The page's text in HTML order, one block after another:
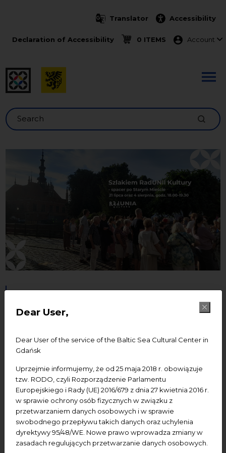
Dear User,
Dear User of the service of the Baltic Sea Cultural Center in
Gdańsk
Uprzejmie informujemy, że od 25 maja 2018 r. obowiązuje
tzw. RODO, czyli Rozporządzenie Parlamentu
Europejskiego i Rady (UE) 2016/679 z dnia 27 kwietnia 2016 r.
w sprawie ochrony osób fizycznych w związku z
przetwarzaniem danych osobowych i w sprawie
swobodnego przepływu takich danych oraz uchylenia
dyrektywy 95/48/WE. Nowe prawo wprowadza zmiany w
zasadach regulujących przetwarzanie danych osobowych.
Translator Accessibility
Declaration of Accessibility 0 ITEMS Menu
Account
Search
21.07.2025
Szlakiem RadUNII Kultury -
spacer po Starym Mieście
Wykład Spotkania
Add to Google calendarAdd to iCal calendar
Termin:21 lipca oraz 4 sierpnia 2025, godz. 18:00-
19.30